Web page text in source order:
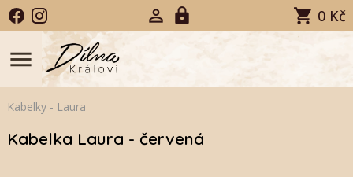
0 Kč
menu
Kabelky- Laura
Kabelka Laura - červená